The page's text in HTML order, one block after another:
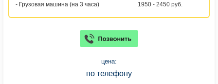
- Грузовая машина (на 3 часа) 1950 - 2450 руб.
цена:
по телефону